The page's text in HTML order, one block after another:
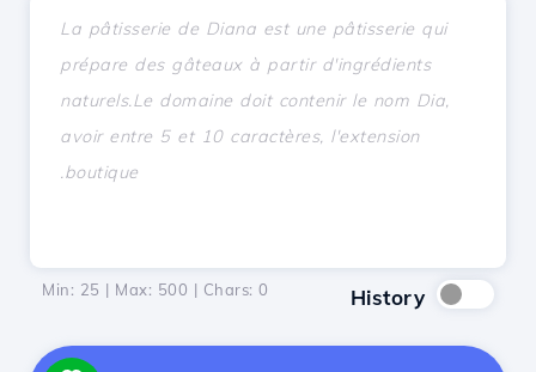
Min: 25 | Max: 500 | Chars: 0 History